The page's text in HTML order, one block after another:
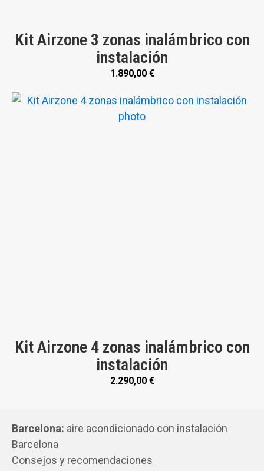
Kit Airzone 3 zonas inalámbrico con
instalación
1.890,00 €
Kit Airzone 4 zonas inalámbrico con
instalación
2.290,00 €
Barcelona: aire acondicionado con instalación
Barcelona
Consejos y recomendaciones